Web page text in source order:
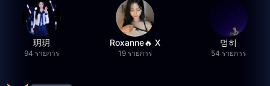
玥玥
94 รายการ
Roxanne🔥 X
19 รายการ
멍히
54 รายการ